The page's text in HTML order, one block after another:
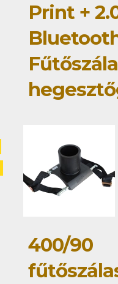
Print +
400/90